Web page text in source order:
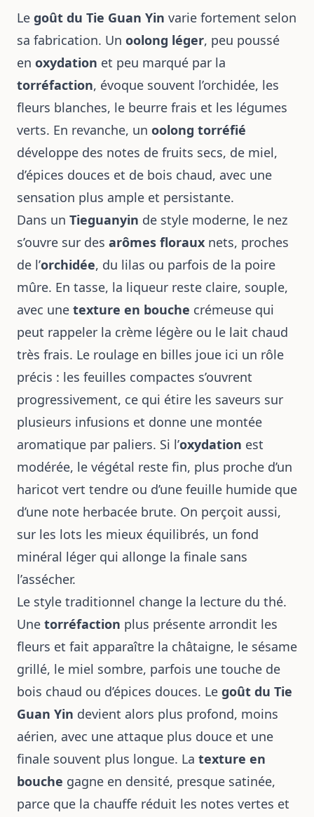
Le goût du Tie Guan Yin varie fortement selon
sa fabrication. Un oolong léger, peu poussé
en oxydation et peu marqué par la
torréfaction, évoque souvent l’orchidée, les
fleurs blanches, le beurre frais et les légumes
verts. En revanche, un oolong torréfié
développe des notes de fruits secs, de miel,
d’épices douces et de bois chaud, avec une
sensation plus ample et persistante.
Dans un Tieguanyin de style moderne, le nez
s’ouvre sur des arômes floraux nets, proches
de l’orchidée, du lilas ou parfois de la poire
mûre. En tasse, la liqueur reste claire, souple,
avec une texture en bouche crémeuse qui
peut rappeler la crème légère ou le lait chaud
très frais. Le roulage en billes joue ici un rôle
précis : les feuilles compactes s’ouvrent
progressivement, ce qui étire les saveurs sur
plusieurs infusions et donne une montée
aromatique par paliers. Si l’oxydation est
modérée, le végétal reste fin, plus proche d’un
haricot vert tendre ou d’une feuille humide que
d’une note herbacée brute. On perçoit aussi,
sur les lots les mieux équilibrés, un fond
minéral léger qui allonge la finale sans
l’assécher.
Le style traditionnel change la lecture du thé.
Une torréfaction plus présente arrondit les
fleurs et fait apparaître la châtaigne, le sésame
grillé, le miel sombre, parfois une touche de
bois chaud ou d’épices douces. Le goût du Tie
Guan Yin devient alors plus profond, moins
aérien, avec une attaque plus douce et une
finale souvent plus longue. La texture en
bouche gagne en densité, presque satinée,
parce que la chauffe réduit les notes vertes et